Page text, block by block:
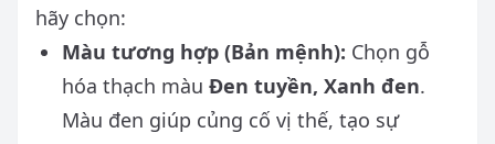
hãy chọn:
Màu tương hợp (Bản mệnh): Chọn gỗ
hóa thạch màu Đen tuyền, Xanh đen.
Màu đen giúp củng cố vị thế, tạo sự